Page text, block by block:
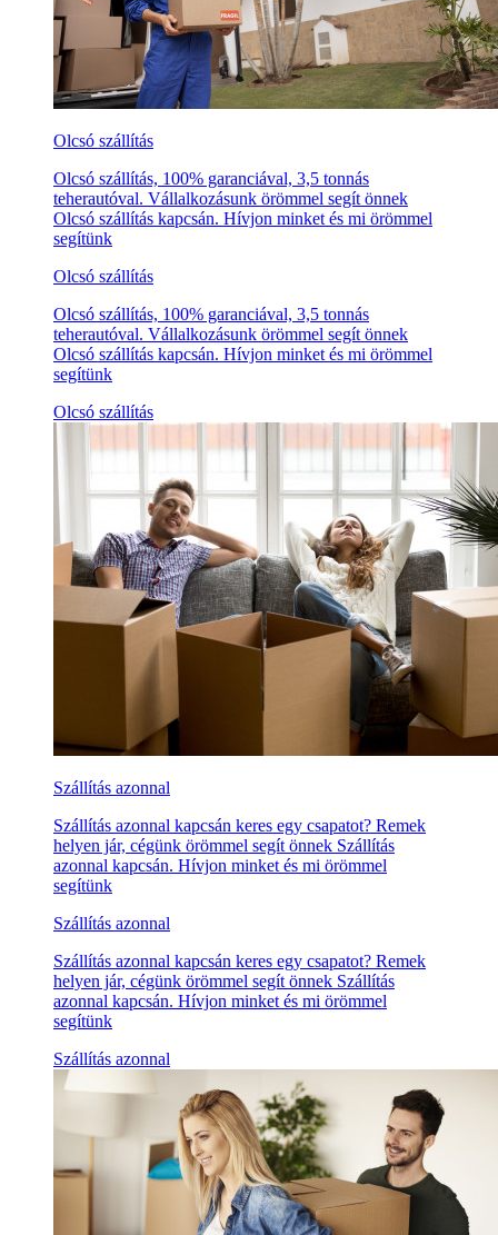
Olcsó szállítás
Olcsó szállítás, 100% garanciával, 3,5 tonnás
teherautóval. Vállalkozásunk örömmel segít önnek
Olcsó szállítás kapcsán. Hívjon minket és mi örömmel
segítünk
Olcsó szállítás
Olcsó szállítás, 100% garanciával, 3,5 tonnás
teherautóval. Vállalkozásunk örömmel segít önnek
Olcsó szállítás kapcsán. Hívjon minket és mi örömmel
segítünk
Olcsó szállítás
Szállítás azonnal
Szállítás azonnal kapcsán keres egy csapatot? Remek
helyen jár, cégünk örömmel segít önnek Szállítás
azonnal kapcsán. Hívjon minket és mi örömmel
segítünk
Szállítás azonnal
Szállítás azonnal kapcsán keres egy csapatot? Remek
helyen jár, cégünk örömmel segít önnek Szállítás
azonnal kapcsán. Hívjon minket és mi örömmel
segítünk
Szállítás azonnal